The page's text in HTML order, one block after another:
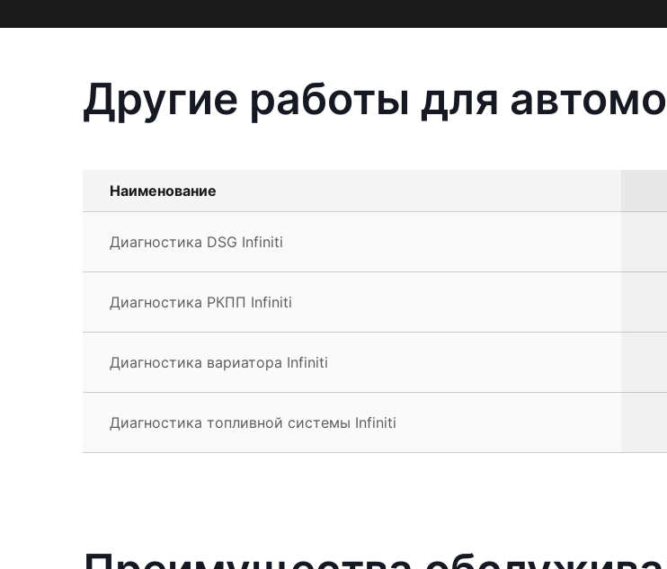
Другие работы для
Наименование
Диагностика DSG Infiniti
Диагностика РКПП Infiniti
Диагностика вариатора Infiniti
Диагностика топливной системы Infiniti